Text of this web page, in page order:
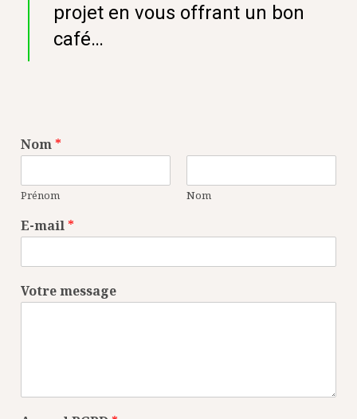
projet en vous offrant un bon
café…
Nom *
Prénom Nom
E-mail *
Votre message